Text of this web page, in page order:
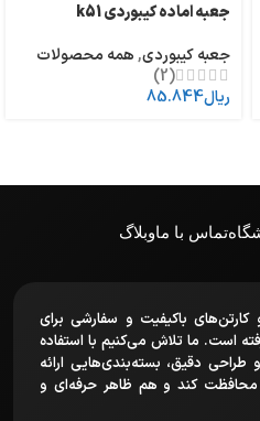
جعبه اماده کیبوردی k51
جعبه کیبوردی,همه محصولات
(2)
ریال85.844
تماس با ماوبلاگ
باکیفیت و سفارشی برای
است. ما تلاش می‌کنیم با استفاده
دقیق، بسته‌بندی‌هایی ارائه
کند و هم ظاهر حرفه‌ای و